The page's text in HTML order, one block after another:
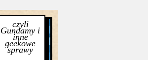
czyli
Gundamy i
inne
geekowe
sprawy